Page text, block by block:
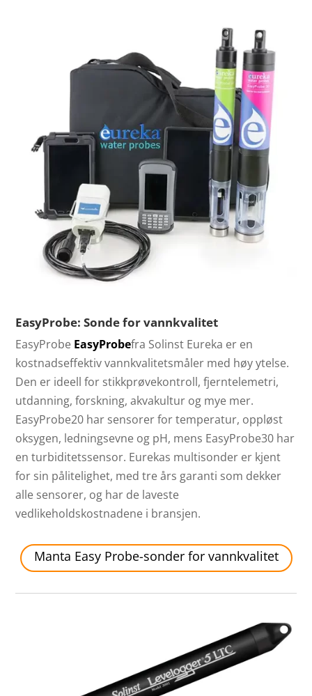
EasyProbe: Sonde for vannkvalitet
EasyProbe EasyProbefra Solinst Eureka er en
kostnadseffektiv vannkvalitetsmåler med høy ytelse.
Den er ideell for stikkprøvekontroll, fjerntelemetri,
utdanning, forskning, akvakultur og mye mer.
EasyProbe20 har sensorer for temperatur, oppløst
oksygen, ledningsevne og pH, mens EasyProbe30 har
en turbiditetssensor. Eurekas multisonder er kjent
for sin pålitelighet, med tre års garanti som dekker
alle sensorer, og har de laveste
vedlikeholdskostnadene i bransjen.
Manta Easy Probe-sonder for vannkvalitet